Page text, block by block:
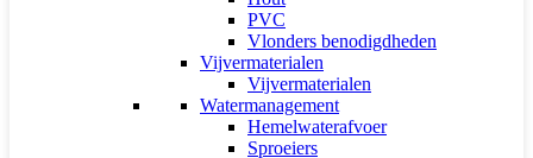
PVC
Vlonders benodigdheden
Vijvermaterialen
Vijvermaterialen
Watermanagement
Hemelwaterafvoer
Sproeiers